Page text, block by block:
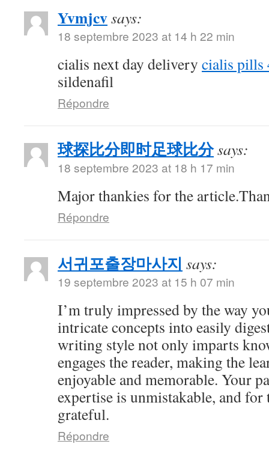
Yvmjcvsays:
18 septembre 2023 at 14 h 22 min
cialis next day delivery cialis pills
sildenafil
Répondre
球探比分即时足球比分says:
18 septembre 2023 at 18 h 17 min
Major thankies for the
Répondre
서귀포출장마사지 says:
19 septembre 2023 at 15 h 07 min
I’m truly impressed by the way
intricate concepts into easily
writing style not only imparts
engages the reader, making the
enjoyable and memorable. Your
expertise is unmistakable, and for
grateful.
Répondre